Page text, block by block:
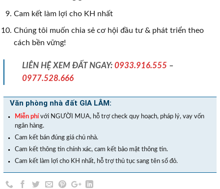
Cam kết làm lợi cho KH nhất
Chúng tôi muốn chia sẻ cơ hội đầu tư & phát triển theo
cách bền vững!
LIÊN HỆ XEM ĐẤT NGAY: 0933.916.555 –
0977.528.666
Văn phòng nhà đất GIA LÂM:
Miễn phí với NGƯỜI MUA, hỗ trợ check quy hoạch, pháp lý, vay vốn
ngân hàng.
Cam kết bán đúng giá chủ nhà.
Cam kết thông tin chính xác, cam kết bảo mật thông tin.
Cam kết làm lợi cho KH nhất, hỗ trợ thủ tục sang tên sổ đỏ.